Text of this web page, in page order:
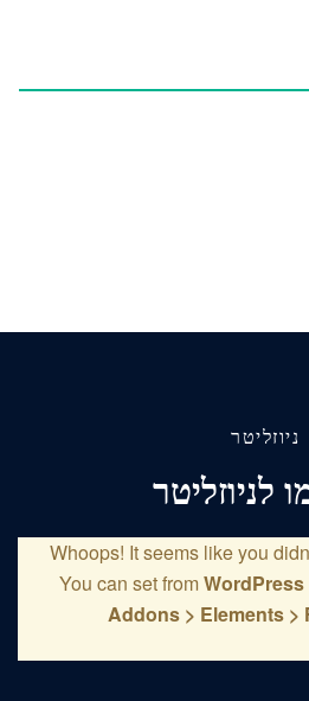
ניוזליטר
לניוזליטר
Whoops! It seems like you
You can set from
Addons > Elements >